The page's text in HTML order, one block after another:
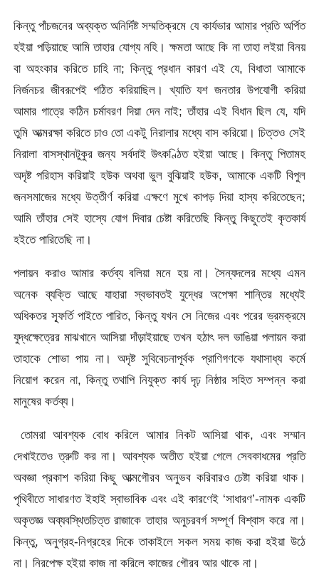
কিন্তু পাঁচজনের অব্যক্ত অনির্দিষ্ট সম্মতিক্রমে যে কার্যভার আমার প্রতি অর্পিত
হইয়া পড়িয়াছে আমি তাহার যোগ্য নহি। ক্ষমতা আছে কি না তাহা লইয়া বিনয়
বা অহংকার করিতে চাহি না; কিন্তু প্রধান কারণ এই যে, বিধাতা আমাকে
নির্জনচর জীবরূপেই গঠিত করিয়াছিল। খ্যাতি যশ জনতার উপযোগী করিয়া
আমার গাত্রে কঠিন চর্মাবরণ দিয়া দেন নাই; তাঁহার এই বিধান ছিল যে, যদি
তুমি আত্মরক্ষা করিতে চাও তো একটু নিরালার মধ্যে বাস করিয়ো। চিত্তও সেই
নিরালা বাসস্থানটুকুর জন্য সর্বদাই উৎকণ্ঠিত হইয়া আছে। কিন্তু পিতামহ
অদৃষ্ট পরিহাস করিয়াই হউক অথবা ভুল বুঝিয়াই হউক, আমাকে একটি বিপুল
জনসমাজের মধ্যে উত্তীর্ণ করিয়া এক্ষণে মুখে কাপড় দিয়া হাস্য করিতেছেন;
আমি তাঁহার সেই হাস্যে যোগ দিবার চেষ্টা করিতেছি কিন্তু কিছুতেই কৃতকার্য
হইতে পারিতেছি না।
পলায়ন করাও আমার কর্তব্য বলিয়া মনে হয় না। সৈন্যদলের মধ্যে এমন
অনেক ব্যক্তি আছে যাহারা স্বভাবতই যুদ্ধের অপেক্ষা শান্তির মধ্যেই
অধিকতর স্ফূর্তি পাইতে পারিত, কিন্তু যখন সে নিজের এবং পরের ভ্রমক্রমে
যুদ্ধক্ষেত্রের মাঝখানে আসিয়া দাঁড়াইয়াছে তখন হঠাৎ দল ভাঙিয়া পলায়ন করা
তাহাকে শোভা পায় না। অদৃষ্ট সুবিবেচনাপূর্বক প্রাণিগণকে যথাসাধ্য কর্মে
নিয়োগ করেন না, কিন্তু তথাপি নিযুক্ত কার্য দৃঢ় নিষ্ঠার সহিত সম্পন্ন করা
মানুষের কর্তব্য।
তোমরা আবশ্যক বোধ করিলে আমার নিকট আসিয়া থাক, এবং সম্মান
দেখাইতেও ত্রুটি কর না। আবশ্যক অতীত হইয়া গেলে সেবকাধমের প্রতি
অবজ্ঞা প্রকাশ করিয়া কিছু আত্মগৌরব অনুভব করিবারও চেষ্টা করিয়া থাক।
পৃথিবীতে সাধারণত ইহাই স্বাভাবিক এবং এই কারণেই ‘সাধারণ’-নামক একটি
অকৃতজ্ঞ অব্যবস্থিতচিত্ত রাজাকে তাহার অনুচরবর্গ সম্পূর্ণ বিশ্বাস করে না।
কিন্তু, অনুগ্রহ-নিগ্রহের দিকে তাকাইলে সকল সময় কাজ করা হইয়া উঠে
না। নিরপেক্ষ হইয়া কাজ না করিলে কাজের গৌরব আর থাকে না।